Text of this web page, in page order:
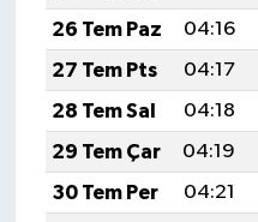
26 Tem Paz
04:16
27 Tem Pts
04:17
28 Tem Sal
04:18
29 Tem Çar
04:19
30 Tem Per
04:21